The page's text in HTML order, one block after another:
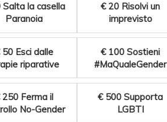
Salta la casella
Paranoia
€ 20 Risolvi un
imprevisto
50 Esci dalle
riparative
€ 100 Sostieni
#MaQualeGender
250 Ferma il
No-Gender
€ 500 Supporta
LGBTI